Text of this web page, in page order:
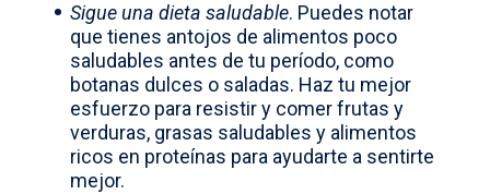
Sigue una dieta saludable. Puedes notar
que tienes antojos de alimentos poco
saludables antes de tu período, como
botanas dulces o saladas. Haz tu mejor
esfuerzo para resistir y comer frutas y
verduras, grasas saludables y alimentos
ricos en proteínas para ayudarte a sentirte
mejor.